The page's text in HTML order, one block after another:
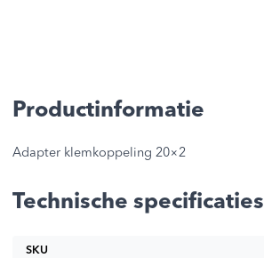
Productinformatie
Adapter klemkoppeling 20×2
Technische specificaties
SKU